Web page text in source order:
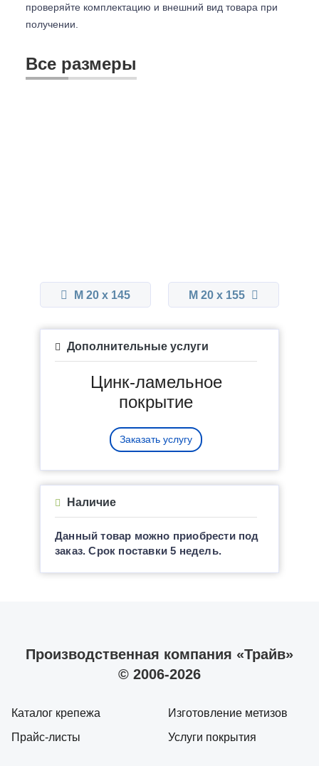
проверяйте комплектацию и внешний вид товара при
получении.
Все размеры
М 20 x 145 М 20 x 155
Дополнительные услуги
Цинк-ламельное
покрытие
Заказать услугу
Наличие
Данный товар можно приобрести под
заказ. Срок поставки 5 недель.
Производственная компания «Трайв»
© 2006-2026
Каталог крепежа
Прайс-листы
Изготовление метизов
Услуги покрытия